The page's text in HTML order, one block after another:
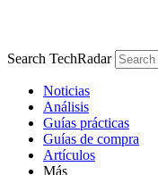
Search TechRadar
Noticias
Análisis
Guías prácticas
Guías de compra
Artículos
Más